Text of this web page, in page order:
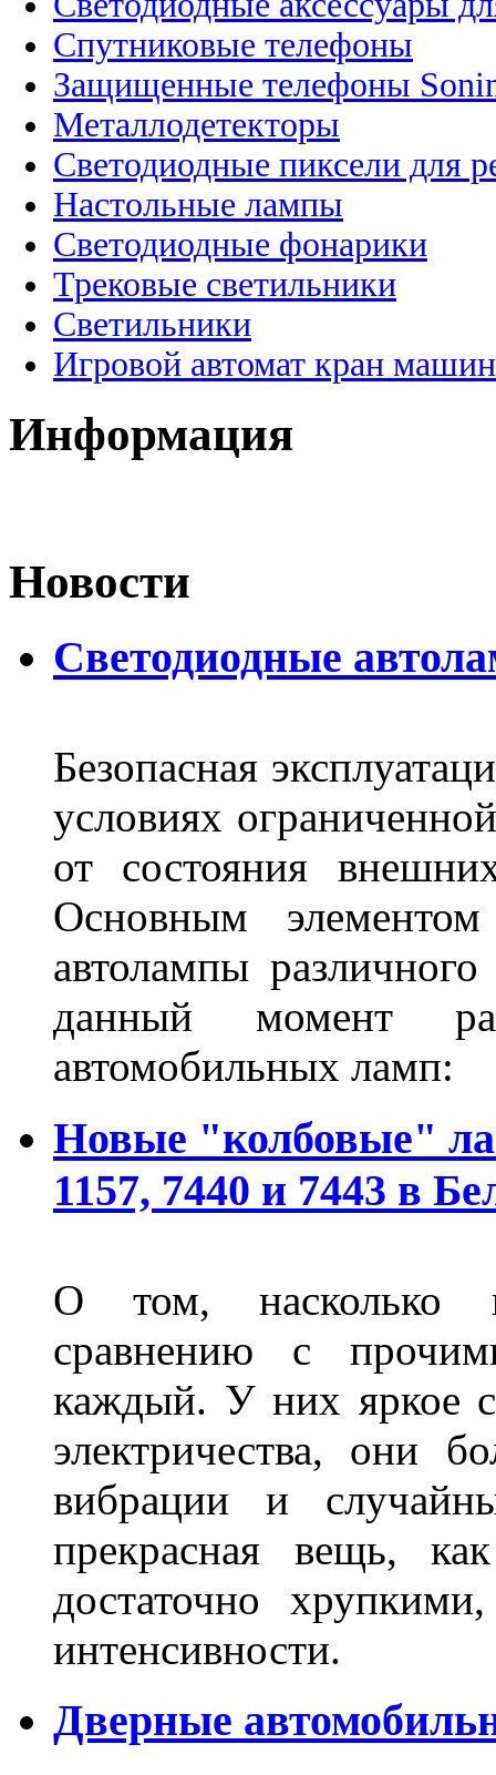
Спутниковые телефоны
Защищенные телефоны
Металлодетекторы
Светодиодные пиксели для
Настольные лампы
Светодиодные фонарики
Трековые светильники
Светильники
Игровой автомат кран
Информация
Новости
Светодиодные
Безопасная
условиях
от состояния
Основным
автолампы
данный момент
автомобильных ламп:
Новые "колбовые"
1157, 7440 и 7443 в
О том, насколько
сравнению с
каждый. У них яркое
электричества, они
вибрации и
прекрасная вещь,
достаточно
интенсивности.
Дверные